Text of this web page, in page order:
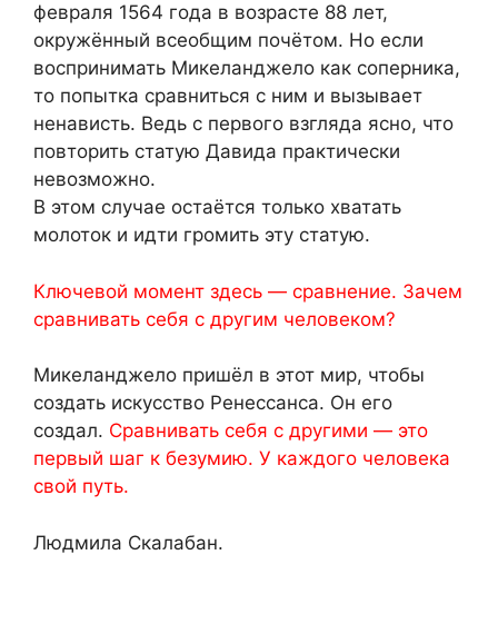
февраля 1564 года в возрасте 88 лет,
окружённый всеобщим почётом. Но если
воспринимать Микеланджело как соперника,
то попытка сравниться с ним и вызывает
ненависть. Ведь с первого взгляда ясно, что
повторить статую Давида практически
невозможно.
В этом случае остаётся только хватать
молоток и идти громить эту статую.
Ключевой момент здесь — сравнение. Зачем
сравнивать себя с другим человеком?
Микеланджело пришёл в этот мир, чтобы
создать искусство Ренессанса. Он его
создал. Сравнивать себя с другими — это
первый шаг к безумию. У каждого человека
свой путь.
Людмила Скалабан.